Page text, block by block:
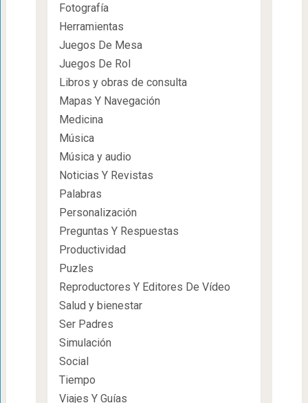
Fotografía
Herramientas
Juegos De Mesa
Juegos De Rol
Libros y obras de consulta
Mapas Y Navegación
Medicina
Música
Música y audio
Noticias Y Revistas
Palabras
Personalización
Preguntas Y Respuestas
Productividad
Puzles
Reproductores Y Editores De Vídeo
Salud y bienestar
Ser Padres
Simulación
Social
Tiempo
Viajes Y Guías